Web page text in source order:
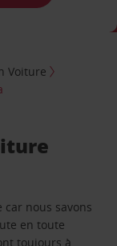
Voiture
nous savons
en toute
toujours à